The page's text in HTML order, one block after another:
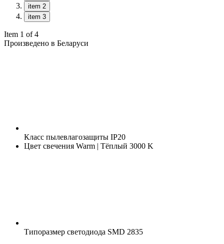
item 2
item 3
Item 1 of 4
Произведено в Беларуси
Класс пылевлагозащиты IP20
Цвет свечения Warm | Тёплый 3000 K
Типоразмер светодиода SMD 2835